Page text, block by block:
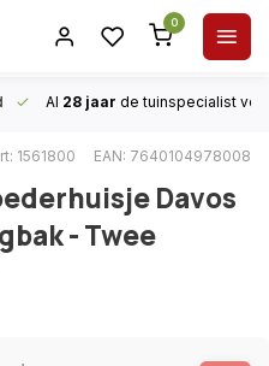
0
Al 28 jaar de tuinspecialist
1561800 EAN: 7640104978008
Davos
- Twee